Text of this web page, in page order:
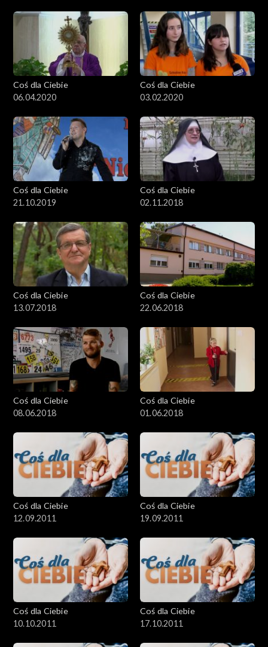
Coś dla Ciebie
06.04.2020
Coś dla Ciebie
03.02.2020
Coś dla Ciebie
21.10.2019
Coś dla Ciebie
02.11.2018
Coś dla Ciebie
13.07.2018
Coś dla Ciebie
22.06.2018
Coś dla Ciebie
08.06.2018
Coś dla Ciebie
01.06.2018
Coś dla Ciebie
12.09.2011
Coś dla Ciebie
19.09.2011
Coś dla Ciebie
10.10.2011
Coś dla Ciebie
17.10.2011